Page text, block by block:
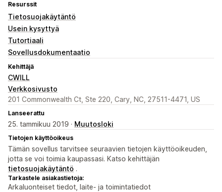
Resurssit
Tietosuojakäytäntö
Usein kysyttyä
Tutortiaali
Sovellusdokumentaatio
Kehittäjä
CWILL
Verkkosivusto
201 Commonwealth Ct, Ste 220, Cary, NC, 27511-4471, US
Lanseerattu
25. tammikuu 2019 · Muutosloki
Tietojen käyttöoikeus
Tämän sovellus tarvitsee seuraavien tietojen käyttöoikeuden,
jotta se voi toimia kaupassasi. Katso kehittäjän
tietosuojakäytäntö .
Tarkastele asiakastietoja:
Arkaluonteiset tiedot, laite- ja toimintatiedot